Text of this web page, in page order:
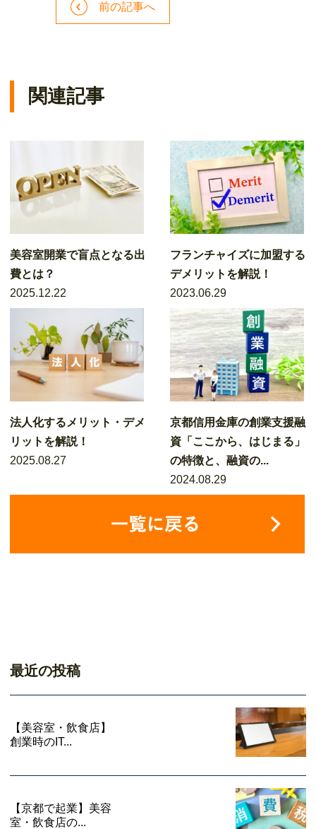
前の記事へ
関連記事
美容室開業で盲点となる出
費とは？
2025.12.22
フランチャイズに加盟する
デメリットを解説！
2023.06.29
法人化するメリット・デメ
リットを解説！
2025.08.27
京都信用金庫の創業支援融
資「ここから、はじまる」
の特徴と、融資の...
2024.08.29
最近の投稿
【美容室・飲食店】
創業時のIT...
【京都で起業】美容
室・飲食店の...